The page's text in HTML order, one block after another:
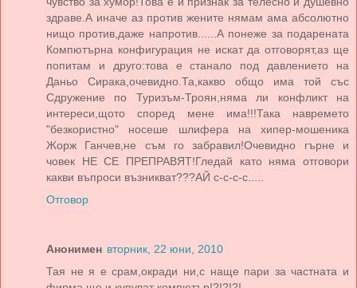
здраве.А иначе аз против жените нямам ама абсолютно
нищо против,даже напротив......А понеже за подарената
Компютърна конфигурация не искат да отговорят,аз ще
попитам и друго:това е станало под давлението на
Даньо Сирака,очевидно.Та,какво общо има той със
Сдружение по Туризъм-Троян,няма ли конфликт на
интереси,щото според мене има!!!Така навремето
"безкористно" носеше шлифера на хипер-мошеника
Жорж Ганчев,не съм го забравил!Очевидно гърне и
човек НЕ СЕ ПРЕПРАВЯТ!Гледай като няма отговори
какви въпроси възникват???АЙ с-с-с-с.....
Отговор
Анонимен вторник, 22 юни, 2010
Тая не я е срам,окради ни,с наще пари за частната и